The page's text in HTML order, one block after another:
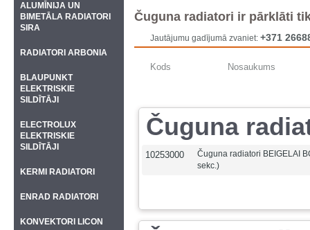
Čuguna radiatori ir pārklāti
Jautājumu gadījumā zvaniet: +371
Kods Nosaukums
Čuguna
10253000
Čuguna radiatori BEIGELAI
sekc.)
ALUMĪNIJA UN
BIMETĀLA RADIATORI
SIRA
RADIATORI ARBONIA
BLAUPUNKT
ELEKTRISKIE
SILDĪTĀJI
ELECTROLUX
ELEKTRISKIE
SILDĪTĀJI
KERMI RADIATORI
ENRAD RADIATORI
KONVEKTORI LICON